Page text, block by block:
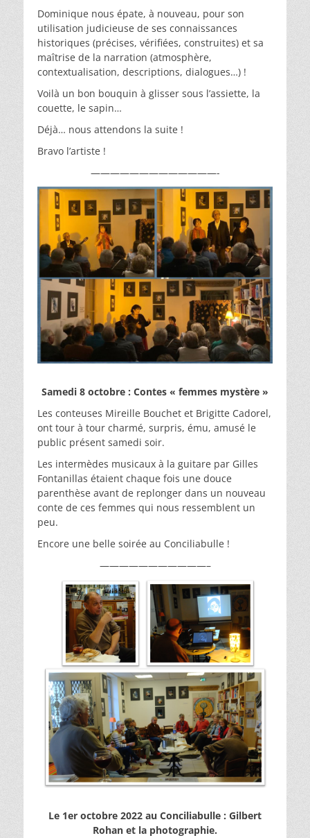
Dominique nous épate, à nouveau, pour son
utilisation judicieuse de ses connaissances
historiques (précises, vérifiées, construites) et sa
maîtrise de la narration (atmosphère,
contextualisation, descriptions, dialogues…) !
Voilà un bon bouquin à glisser sous l’assiette, la
couette, le sapin…
Déjà… nous attendons la suite !
Bravo l’artiste !
—————————————-
Samedi 8 octobre : Contes « femmes mystère »
Les conteuses Mireille Bouchet et Brigitte Cadorel,
ont tour à tour charmé, surpris, ému, amusé le
public présent samedi soir.
Les intermèdes musicaux à la guitare par Gilles
Fontanillas étaient chaque fois une douce
parenthèse avant de replonger dans un nouveau
conte de ces femmes qui nous ressemblent un
peu.
Encore une belle soirée au Conciliabulle !
———————————–
Le 1er octobre 2022 au Conciliabulle : Gilbert
Rohan et la photographie.